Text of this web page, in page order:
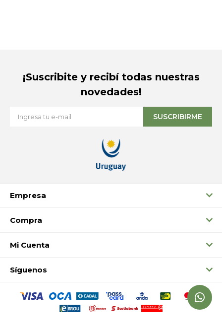
Empresa
Compra
Mi Cuenta
Síguenos
¡Suscribite y recibí todas nuestras
novedades!
SUSCRIBIRME